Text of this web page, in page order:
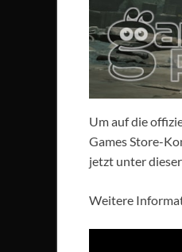
Um auf die
Games Store-
jetzt unter dieser
Weitere